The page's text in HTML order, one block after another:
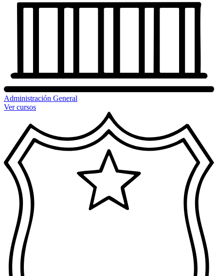
Administración General
Ver cursos